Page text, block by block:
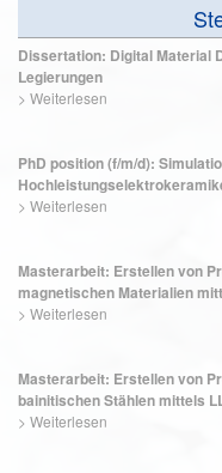
Dissertation: Digital Material
Legierungen
> Weiterlesen
PhD position (f/m/d):
> Weiterlesen
Masterarbeit: Erstellen von
magnetischen Materialien
> Weiterlesen
Masterarbeit: Erstellen von
bainitischen Stählen mittels
> Weiterlesen